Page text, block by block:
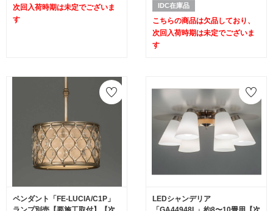
次回入荷時期は未定でございま
す
IDC在庫品
こちらの商品は欠品しており、
次回入荷時期は未定でございま
す
ペンダント「FE-LUCIA/C1P」
LEDシャンデリア